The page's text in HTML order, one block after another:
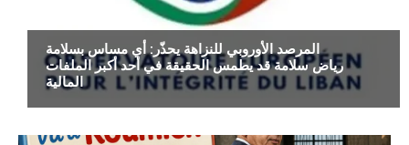
المرصد الأوروبي للنزاهة يحذّر: أي مساس بسلامة
رياض سلامة قد يطمس الحقيقة في أحد أكبر الملفات
المالية